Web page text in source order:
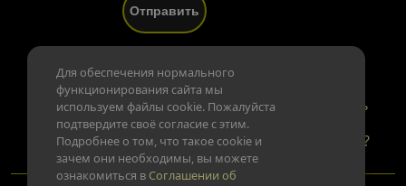
Новости Пригласить друга
Обратная связь
Конфиденциальность данных
Есть вопросы?
Для обеспечения нормального
функционирования сайта мы
используем файлы cookie. Пожалуйста
подтвердите своё согласие с этим.
Подробнее о том, что такое cookie и
зачем они необходимы, вы можете
ознакомиться в Соглашении об